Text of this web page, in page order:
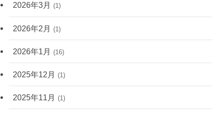
2026年3月 (1)
2026年2月 (1)
2026年1月 (16)
2025年12月 (1)
2025年11月 (1)